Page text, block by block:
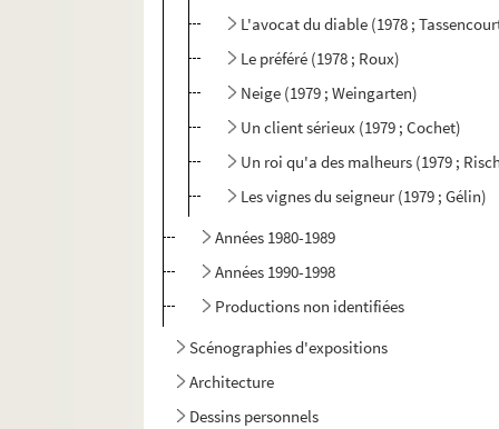
L'avocat du diable (1978 ;
Le préféré (1978 ; Roux)
Neige (1979 ; Weingarten)
Un client sérieux (1979 ; Cochet)
Un roi qu'a des malheurs (1979 ;
Les vignes du seigneur (1979 ; Gélin)
Années 1980-1989
Années 1990-1998
Productions non identifiées
Scénographies d'expositions
Architecture
Dessins personnels